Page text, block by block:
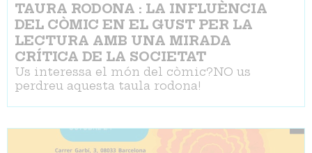
TAURA RODONA : LA INFLUÈNCIA
DEL CÒMIC EN EL GUST PER LA
LECTURA AMB UNA MIRADA
CRÍTICA DE LA SOCIETAT
Us interessa el món del còmic?NO us
perdreu aquesta taula rodona!